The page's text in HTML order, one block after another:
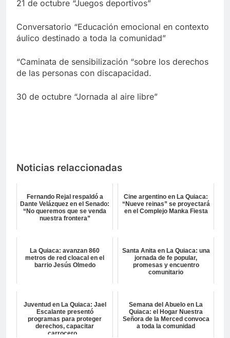
21 de octubre “Juegos deportivos”
Conversatorio “Educación emocional en contexto
áulico destinado a toda la comunidad”
“Caminata de sensibilización “sobre los derechos
de las personas con discapacidad.
30 de octubre “Jornada al aire libre”
Noticias relaccionadas
Fernando Rejal respaldó a
Dante Velázquez en el Senado:
“No queremos que se venda
nuestra frontera”
Cine argentino en La Quiaca:
“Nueve reinas” se proyectará
en el Complejo Manka Fiesta
La Quiaca: avanzan 860
metros de red cloacal en el
barrio Jesús Olmedo
Santa Anita en La Quiaca: una
jornada de fe popular,
promesas y encuentro
comunitario
Juventud en La Quiaca: Jael
Escalante presentó
programas para proteger
derechos, capacitar
carrocero...
Semana del Abuelo en La
Quiaca: el Hogar Nuestra
Señora de la Merced convoca
a toda la comunidad